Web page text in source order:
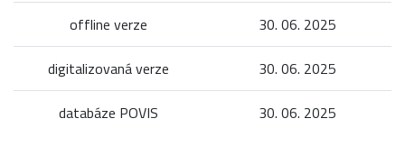
offline verze 30. 06. 2025
digitalizovaná verze 30. 06. 2025
databáze POVIS 30. 06. 2025